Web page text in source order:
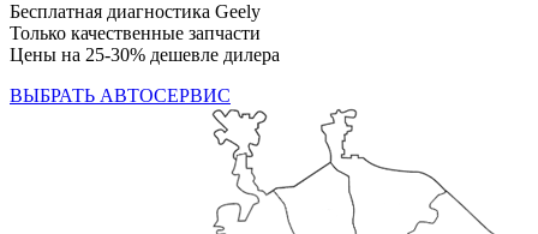
Бесплатная диагностика Geely
Только качественные запчасти
Цены на 25-30% дешевле дилера
ВЫБРАТЬ АВТОСЕРВИС